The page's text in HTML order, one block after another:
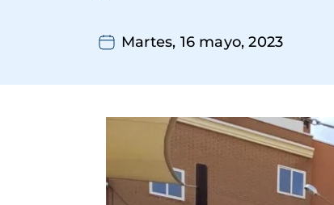
Martes, 16 mayo, 2023